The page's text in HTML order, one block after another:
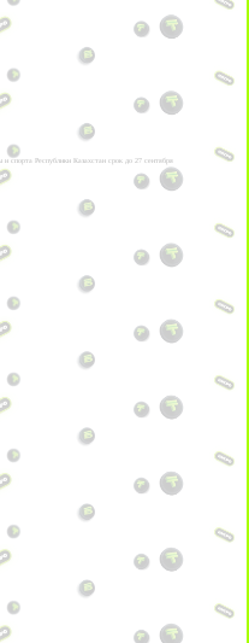
спорта Республики Казахстан срок до 27 сентября